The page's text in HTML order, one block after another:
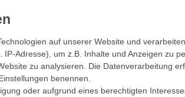
Hersteller
auf unserer Website und
Adresse), um z.B. Inhalte und Anzeigen zu
zu analysieren. Die Datenverarbeitung
benennen.
oder aufgrund eines berechtigten